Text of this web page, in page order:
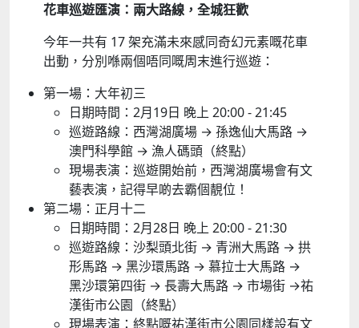
花車巡遊匯演：兩大路線，全城狂歡
今年一共有 17 架充滿未來感同奇幻元素嘅花車
出動，分別喺兩個唔同嘅周末進行巡遊：
第一場：大年初三
日期時間：2月19日 晚上 20:00 - 21:45
巡遊路線：西灣湖廣場 → 孫逸仙大馬路 →
澳門科學館 → 漁人碼頭（終點）
現場表演：巡遊開始前，西灣湖廣場會有文
藝表演，記得早啲去霸個靚位！
第二場：正月十二
日期時間：2月28日 晚上 20:00 - 21:30
巡遊路線：沙梨頭北街 → 青洲大馬路 → 拱
形馬路 → 黑沙環馬路 → 慕拉士大馬路 →
黑沙環第四街 → 長壽大馬路 → 市場街 →祐
漢街市公園（終點）
現場表演：終點嘅祐漢街市公園同樣設有文